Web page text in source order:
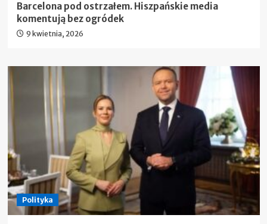
Barcelona pod ostrzałem. Hiszpańskie media
komentują bez ogródek
9 kwietnia, 2026
Polityka